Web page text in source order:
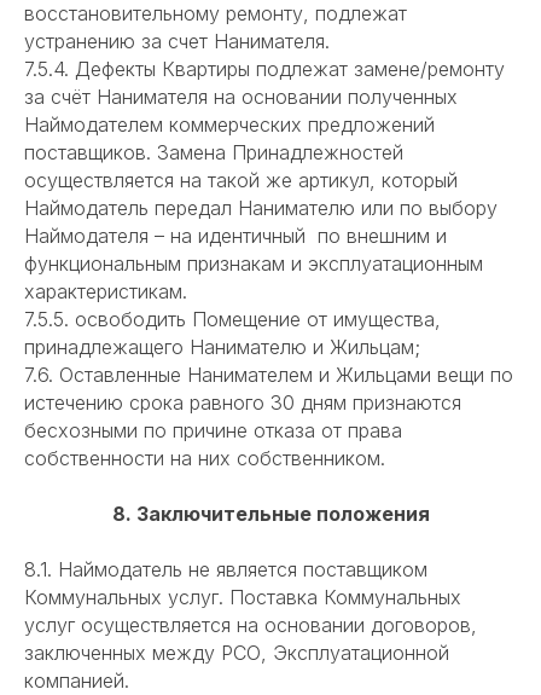
восстановительному ремонту, подлежат
устранению за счет Нанимателя.
7.5.4. Дефекты Квартиры подлежат замене/ремонту
за счёт Нанимателя на основании полученных
Наймодателем коммерческих предложений
поставщиков. Замена Принадлежностей
осуществляется на такой же артикул, который
Наймодатель передал Нанимателю или по выбору
Наймодателя – на идентичный по внешним и
функциональным признакам и эксплуатационным
характеристикам.
7.5.5. освободить Помещение от имущества,
принадлежащего Нанимателю и Жильцам;
7.6. Оставленные Нанимателем и Жильцами вещи по
истечению срока равного 30 дням признаются
бесхозными по причине отказа от права
собственности на них собственником.
8. Заключительные положения
8.1. Наймодатель не является поставщиком
Коммунальных услуг. Поставка Коммунальных
услуг осуществляется на основании договоров,
заключенных между РСО, Эксплуатационной
компанией.